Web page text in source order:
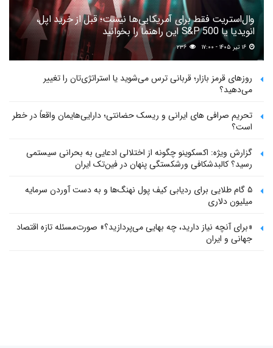
وال‌استریت فقط برای آمریکایی‌ها نیست؛ قبل از خرید اپل،
انویدیا یا S&P 500 این راهنما را بخوانید
۲۳۶
روزهای قرمز بازار؛ قربانی ترس می‌شوید یا استراتژی‌تان را تغییر
می‌دهید؟
تحریم صرافی های ایرانی و ریسک حضانتی؛ دارایی‌هایمان واقعاً در خطر
است؟
گزارش ویژه: اکسکوینو چگونه از اختلالی ادعایی به بحرانی سیستمی
رسید؟ کالبدشکافی ورشکستگی پنهان در فین‌تک ایران
۵ گام طلایی برای ردیابی کیف پول‌ نهنگ‌ها و به دست آوردن سرمایه
میلیون دلاری
«برای آنچه نیاز دارید، چه بهایی می‌پردازید؟» صورت‌مسئله تازه اقتصاد
جهانی و ایران